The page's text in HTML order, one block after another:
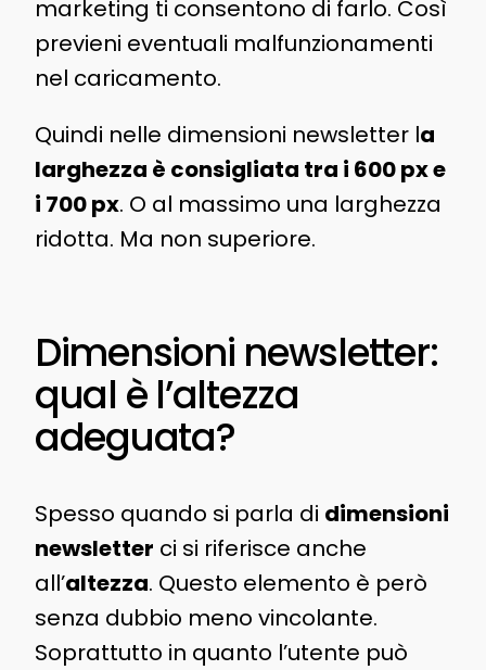
marketing ti consentono di farlo. Così
previeni eventuali malfunzionamenti
nel caricamento.
Quindi nelle dimensioni newsletter la
larghezza è consigliata tra i 600 px e
i 700 px. O al massimo una larghezza
ridotta. Ma non superiore.
Dimensioni newsletter:
qual è l’altezza
adeguata?
Spesso quando si parla di dimensioni
newsletter ci si riferisce anche
all’altezza. Questo elemento è però
senza dubbio meno vincolante.
Soprattutto in quanto l’utente può